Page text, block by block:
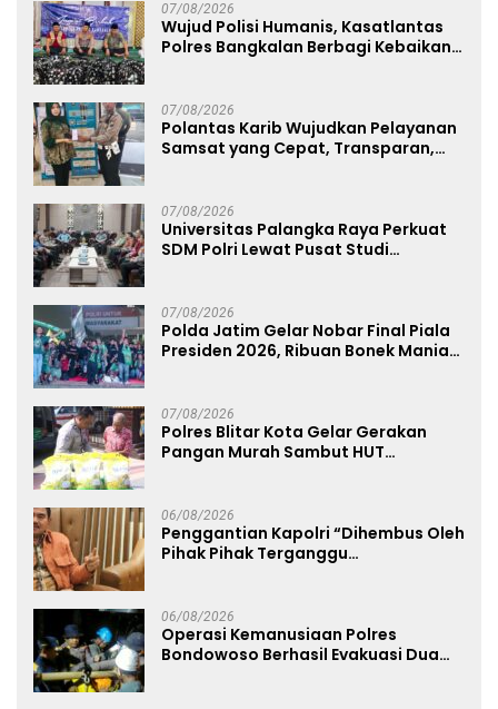
07/08/2026
Wujud Polisi Humanis, Kasatlantas
Polres Bangkalan Berbagi Kebaikan
07/08/2026
Polantas Karib Wujudkan Pelayanan
Samsat yang Cepat, Transparan,
07/08/2026
Universitas Palangka Raya Perkuat
SDM Polri Lewat Pusat Studi
07/08/2026
Polda Jatim Gelar Nobar Final Piala
Presiden 2026, Ribuan Bonek Mania
07/08/2026
Polres Blitar Kota Gelar Gerakan
Pangan Murah Sambut HUT
06/08/2026
Penggantian Kapolri “Dihembus Oleh
Pihak Pihak Terganggu
06/08/2026
Operasi Kemanusiaan Polres
Bondowoso Berhasil Evakuasi Dua